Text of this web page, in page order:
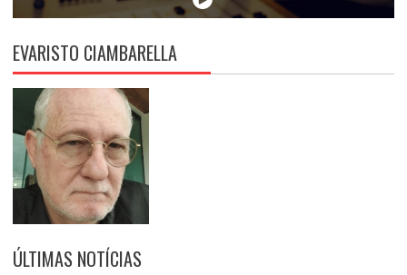
EVARISTO CIAMBARELLA
ÚLTIMAS NOTÍCIAS